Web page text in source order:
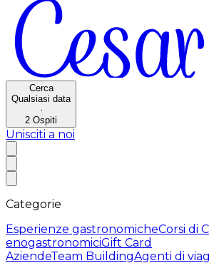
Cerca
Qualsiasi data
·
2 Ospiti
Unisciti a noi
Categorie
Esperienze gastronomicheCorsi di
enogastronomiciGift Card
AziendeTeam BuildingAgenti di